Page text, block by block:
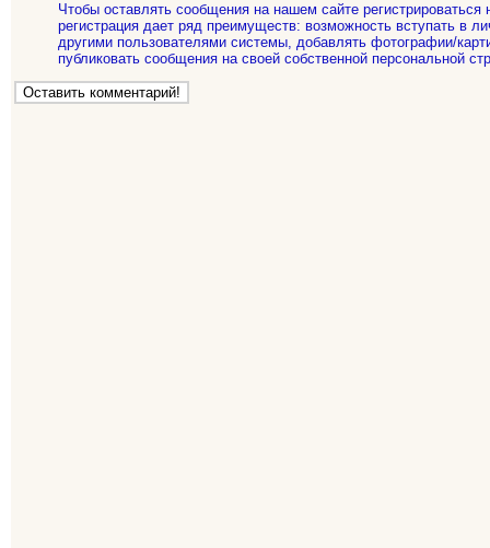
Чтобы оставлять сообщения на нашем сайте регистрироваться
регистрация дает ряд преимуществ: возможность вступать в
другими пользователями системы, добавлять фотографии/
публиковать сообщения на своей собственной персональной